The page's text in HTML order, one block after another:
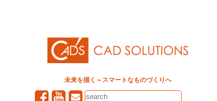
未来を描く～スマートなものづくりへ